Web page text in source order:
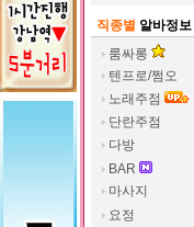
직종별 알바정보
룸싸롱
텐프로/쩜오
노래주점
단란주점
다방
BAR
마사지
요정